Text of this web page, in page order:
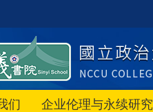
们 企业伦理与永续研究